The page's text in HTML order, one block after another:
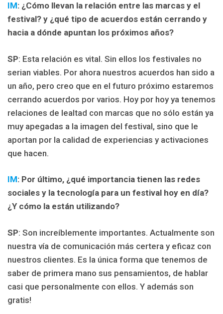
IM: ¿Cómo llevan la relación entre las marcas y el
festival? y ¿qué tipo de acuerdos están cerrando y
hacia a dónde apuntan los próximos años?
SP: Esta relación es vital. Sin ellos los festivales no
serian viables. Por ahora nuestros acuerdos han sido a
un año, pero creo que en el futuro próximo estaremos
cerrando acuerdos por varios. Hoy por hoy ya tenemos
relaciones de lealtad con marcas que no sólo están ya
muy apegadas a la imagen del festival, sino que le
aportan por la calidad de experiencias y activaciones
que hacen.
IM: Por último, ¿qué importancia tienen las redes
sociales y la tecnología para un festival hoy en día?
¿Y cómo la están utilizando?
SP: Son increíblemente importantes. Actualmente son
nuestra vía de comunicación más certera y eficaz con
nuestros clientes. Es la única forma que tenemos de
saber de primera mano sus pensamientos, de hablar
casi que personalmente con ellos. Y además son
gratis!